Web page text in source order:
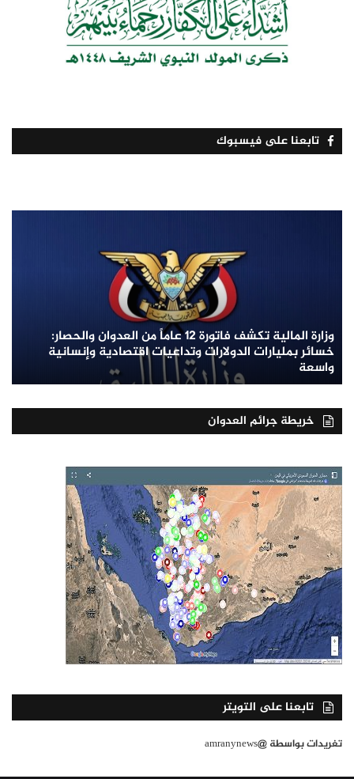
تابعنا على فيسبوك
وزارة المالية تكشف فاتورة 12 عاماً من العدوان والحصار:
خسائر بمليارات الدولارات وتداعيات اقتصادية وإنسانية
واسعة
خريطة جرائم العدوان
تابعنا على التويتر
تغريدات بواسطة @amranynews